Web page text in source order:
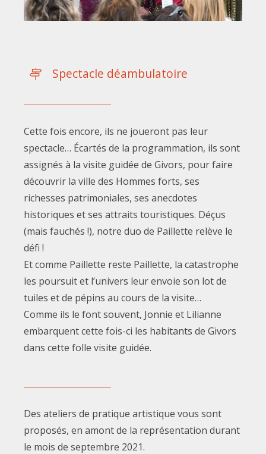
Spectacle déambulatoire
Cette fois encore, ils ne joueront pas leur
spectacle… Écartés de la programmation, ils sont
assignés à la visite guidée de Givors, pour faire
découvrir la ville des Hommes forts, ses
richesses patrimoniales, ses anecdotes
historiques et ses attraits touristiques. Déçus
(mais fauchés !), notre duo de Paillette relève le
défi !
Et comme Paillette reste Paillette, la catastrophe
les poursuit et l’univers leur envoie son lot de
tuiles et de pépins au cours de la visite…
Comme ils le font souvent, Jonnie et Lilianne
embarquent cette fois-ci les habitants de Givors
dans cette folle visite guidée.
Des ateliers de pratique artistique vous sont
proposés, en amont de la représentation durant
le mois de septembre 2021.